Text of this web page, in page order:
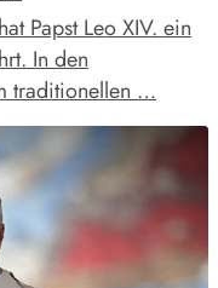
Papst Leo XIV. ein
In den
traditionellen …